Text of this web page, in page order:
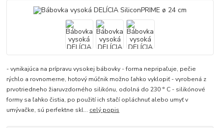
- vynikajúca na prípravu vysokej bábovky - forma nepripaľuje, pečie
rýchlo a rovnomerne, hotový múčnik možno ľahko vyklopiť - vyrobená z
prvotriedneho žiaruvzdorného silikónu, odolná do 230 ° C - silikónové
formy sa ľahko čistia, po použití ich stačí opláchnuť alebo umyť v
umývačke, sú perfektne skl... celý popis